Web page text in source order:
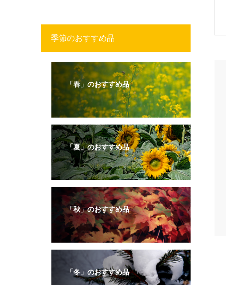
季節のおすすめ品
「春」のおすすめ品
「夏」のおすすめ品
「秋」のおすすめ品
「冬」のおすすめ品